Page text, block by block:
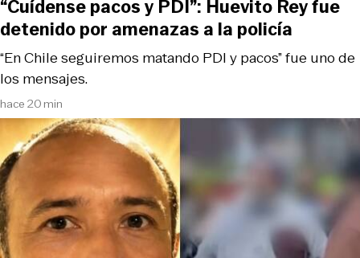
hace 20 min
“En Chile seguiremos matando PDI y pacos” fue uno de
los mensajes.
“Cuídense pacos y PDI”: Huevito Rey fue
detenido por amenazas a la policía